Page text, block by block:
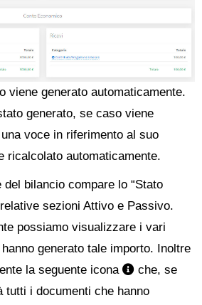
viene generato automaticamente.
generato, se caso viene
voce in riferimento al suo
ricalcolato automaticamente.
bilancio compare lo “Stato
sezioni Attivo e Passivo.
possiamo visualizzare i vari
generato tale importo. Inoltre
la seguente icona
che, se
i documenti che hanno